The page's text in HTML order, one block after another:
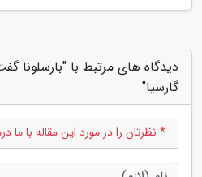
گارسیا"
* نظرتان را در مورد این مقاله با ما